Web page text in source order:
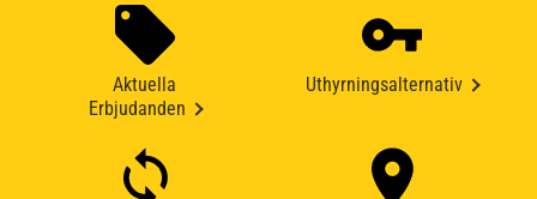
Aktuella
Erbjudanden
Uthyrningsalternativ